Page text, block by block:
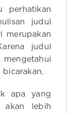
perhatikan
judul
merupakan
judul
apa yang
akan lebih